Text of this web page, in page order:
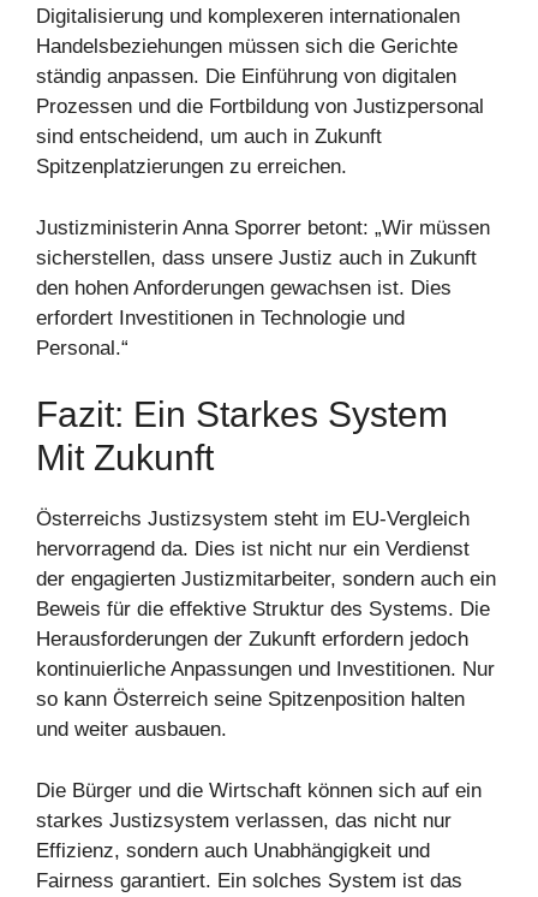
Digitalisierung und komplexeren internationalen
Handelsbeziehungen müssen sich die Gerichte
ständig anpassen. Die Einführung von digitalen
Prozessen und die Fortbildung von Justizpersonal
sind entscheidend, um auch in Zukunft
Spitzenplatzierungen zu erreichen.
Justizministerin Anna Sporrer betont: „Wir müssen
sicherstellen, dass unsere Justiz auch in Zukunft
den hohen Anforderungen gewachsen ist. Dies
erfordert Investitionen in Technologie und
Personal.“
Fazit: Ein Starkes System
Mit Zukunft
Österreichs Justizsystem steht im EU-Vergleich
hervorragend da. Dies ist nicht nur ein Verdienst
der engagierten Justizmitarbeiter, sondern auch ein
Beweis für die effektive Struktur des Systems. Die
Herausforderungen der Zukunft erfordern jedoch
kontinuierliche Anpassungen und Investitionen. Nur
so kann Österreich seine Spitzenposition halten
und weiter ausbauen.
Die Bürger und die Wirtschaft können sich auf ein
starkes Justizsystem verlassen, das nicht nur
Effizienz, sondern auch Unabhängigkeit und
Fairness garantiert. Ein solches System ist das